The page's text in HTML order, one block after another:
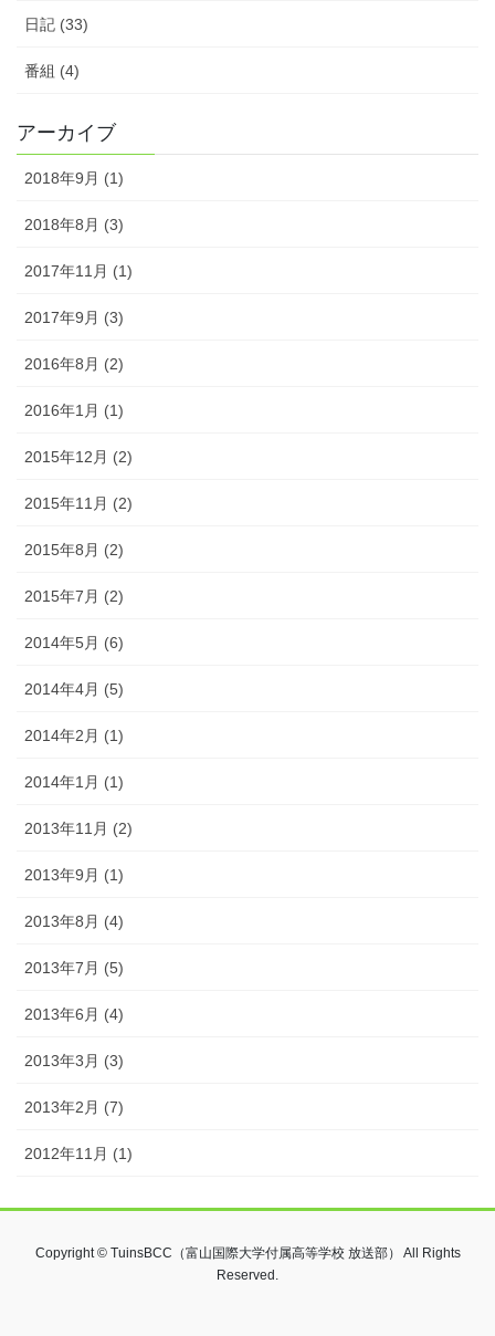
日記 (33)
番組 (4)
アーカイブ
2018年9月 (1)
2018年8月 (3)
2017年11月 (1)
2017年9月 (3)
2016年8月 (2)
2016年1月 (1)
2015年12月 (2)
2015年11月 (2)
2015年8月 (2)
2015年7月 (2)
2014年5月 (6)
2014年4月 (5)
2014年2月 (1)
2014年1月 (1)
2013年11月 (2)
2013年9月 (1)
2013年8月 (4)
2013年7月 (5)
2013年6月 (4)
2013年3月 (3)
2013年2月 (7)
2012年11月 (1)
Copyright © TuinsBCC（富山国際大学付属高等学校 放送部） All Rights
Reserved.